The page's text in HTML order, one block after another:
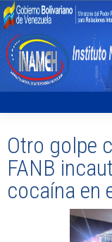
Otro golpe
FANB
cocaína en